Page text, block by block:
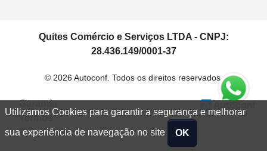
Utilizamos Cookies para garantir a segurança e melhorar
sua experiência de navegação no site OK
Quites Comércio e Serviços LTDA - CNPJ:
28.436.149/0001-37
© 2026 Autoconf. Todos os direitos reservados.
Garantia
Termos
Privacidade